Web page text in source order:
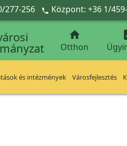
277-256  Központ: +36 1/

Otthon
és intézmények Városfejlesztés